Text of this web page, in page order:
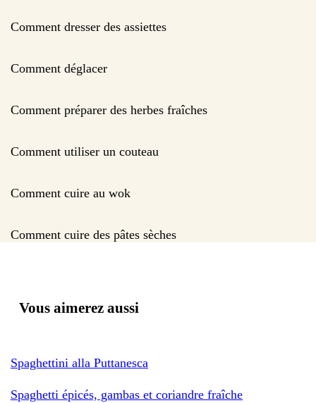
Comment dresser des assiettes
Comment déglacer
Comment préparer des herbes fraîches
Comment utiliser un couteau
Comment cuire au wok
Comment cuire des pâtes sèches
Vous aimerez aussi
Spaghettini alla Puttanesca
Spaghetti épicés, gambas et coriandre fraîche